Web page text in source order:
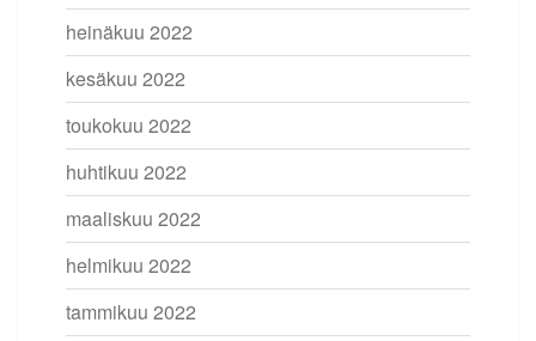
heinäkuu 2022
kesäkuu 2022
toukokuu 2022
huhtikuu 2022
maaliskuu 2022
helmikuu 2022
tammikuu 2022